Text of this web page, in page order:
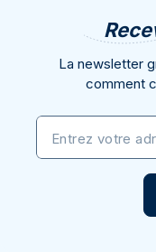
La newsletter
comment
Entrez votre